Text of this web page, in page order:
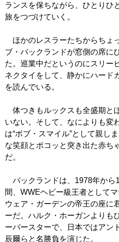
ランスを保ちながら、ひとりひ
旅をつづけていく。
ほかのレスラーたちからちょ
ブ・バックランドが窓側の席に
た。巡業中だというのにスリー
ネクタイをして、静かにハード
を読んでいる。
体つきもルックスも全盛期と
いない。そして、なによりも変
は“ボブ・スマイル”として親し
な笑顔とポコッと突き出た赤ち
だ。
バックランドは、1978年から
間、WWEヘビー級王者として
ウェア・ガーデンの帝王の座に
ーだ。ハルク・ホーガンよりも
ーパースターで、日本ではアン
辰爾らと名勝負を演じた。